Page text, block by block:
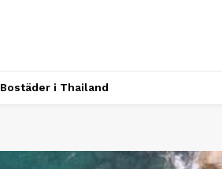
Bostäder i Thailand